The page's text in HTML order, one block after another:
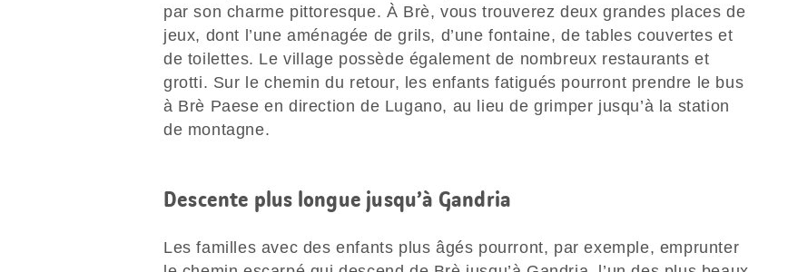
par son charme pittoresque. À Brè, vous trouverez deux grandes places de
jeux, dont l’une aménagée de grils, d’une fontaine, de tables couvertes et
de toilettes. Le village possède également de nombreux restaurants et
grotti. Sur le chemin du retour, les enfants fatigués pourront prendre le bus
à Brè Paese en direction de Lugano, au lieu de grimper jusqu’à la station
de montagne.
Descente plus longue jusqu’à Gandria
Les familles avec des enfants plus âgés pourront, par exemple, emprunter